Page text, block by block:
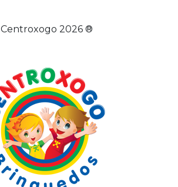
Centroxogo 2026 ®